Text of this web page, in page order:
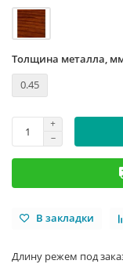
Толщина металла,
0.45
В закладки
Длину режем под